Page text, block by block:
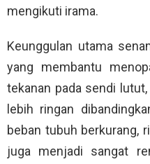
mengikuti irama.
Keunggulan utama
yang membantu
tekanan pada sendi
lebih ringan
beban tubuh berkurang,
juga menjadi sangat